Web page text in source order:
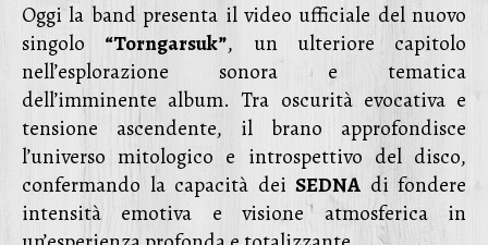
Oggi la band presenta il video ufficiale del nuovo
singolo “Torngarsuk”, un ulteriore capitolo
nell’esplorazione sonora e tematica
dell’imminente album. Tra oscurità evocativa e
tensione ascendente, il brano approfondisce
l’universo mitologico e introspettivo del disco,
confermando la capacità dei SEDNA di fondere
intensità emotiva e visione atmosferica in